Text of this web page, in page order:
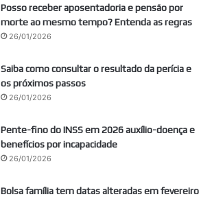
Posso receber aposentadoria e pensão por
morte ao mesmo tempo? Entenda as regras
26/01/2026
Saiba como consultar o resultado da perícia e
os próximos passos
26/01/2026
Pente-fino do INSS em 2026 auxílio-doença e
benefícios por incapacidade
26/01/2026
Bolsa família tem datas alteradas em fevereiro